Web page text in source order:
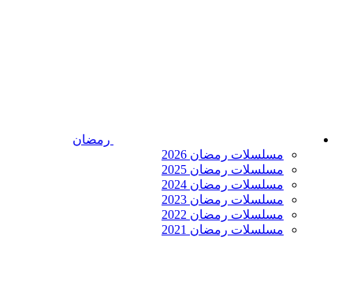
رمضان
مسلسلات رمضان 2026
مسلسلات رمضان 2025
مسلسلات رمضان 2024
مسلسلات رمضان 2023
مسلسلات رمضان 2022
مسلسلات رمضان 2021